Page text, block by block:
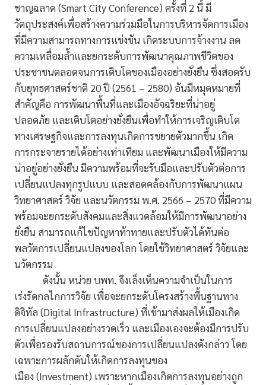
ชาญฉลาด (Smart City Conference) ครั้งที่ 2 นี้ มี
วัตถุประสงค์เพื่อสร้างความร่วมมือในการบริหารจัดการเมือง
ที่มีความสามารถทางการแข่งขัน เกิดระบบการจ้างงาน ลด
ความเหลื่อมล้ำและยกระดับการพัฒนาคุณภาพชีวิตของ
ประชาชนตลอดจนการเติบโตของเมืองอย่างยั่งยืน ซึ่งสอดรับ
กับยุทธศาสตร์ชาติ 20 ปี (2561 – 2580) อันมีหมุดหมายที่
สำคัญคือ การพัฒนาพื้นที่และเมืองอัจฉริยะที่น่าอยู่
ปลอดภัย และเติบโตอย่างยั่งยืนเพื่อทำให้การเจริญเติบโต
ทางเศรษฐกิจและการลงทุนเกิดการขยายตัวมากขึ้น เกิด
การกระจายรายได้อย่างเท่าเทียม และพัฒนาเมืองให้มีความ
น่าอยู่อย่างยั่งยืน มีความพร้อมที่จะรับมือและปรับตัวต่อการ
เปลี่ยนแปลงทุกรูปแบบ และสอดคล้องกับการพัฒนาแผน
วิทยาศาสตร์ วิจัย และนวัตกรรม พ.ศ. 2566 – 2570 ที่มีความ
พร้อมจะยกระดับสังคมและสิ่งแวดล้อมให้มีการพัฒนาอย่าง
ยั่งยืน สามารถแก้ไขปัญหาท้าทายและปรับตัวได้ทันต่อ
พลวัตการเปลี่ยนแปลงของโลก โดยใช้วิทยาศาสตร์ วิจัยและ
นวัตกรรม
ดังนั้น หน่วย บพท. จึงเล็งเห็นความจำเป็นในการ
เร่งรัดกลไกการวิจัย เพื่อจะยกระดับโครงสร้างพื้นฐานทาง
ดิจิทัล (Digital Infrastructure) ที่เข้ามาส่งผลให้เมืองเกิด
การเปลี่ยนแปลงอย่างรวดเร็ว และเมืองเองจะต้องมีการปรับ
ตัวเพื่อรองรับสถานการณ์ของการเปลี่ยนแปลงดังกล่าว โดย
เฉพาะการผลักดันให้เกิดการลงทุนของ
เมือง (Investment) เพราะหากเมืองเกิดการลงทุนอย่างถูก